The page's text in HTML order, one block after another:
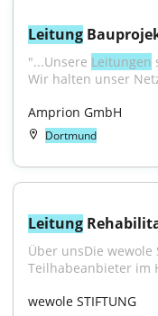
Leitung
"...Unsere Leitungen
Wir halten unser
Amprion GmbH
Dortmund
Leitung
Über unsDie wewole
Teilhabeanbieter im
wewole STIFTUNG